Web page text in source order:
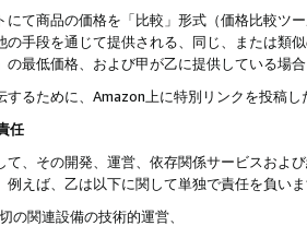
にて商品の価格を「比較」形式（価格比較ツ
の手段を通じて提供される、同じ、または類
の最低価格、および甲が乙に提供している場
するために、Amazon上に特別リンクを投稿
任
て、その開発、運営、依存関係サービスおよ
例えば、乙は以下に関して単独で責任を負い
の関連設備の技術的運営、